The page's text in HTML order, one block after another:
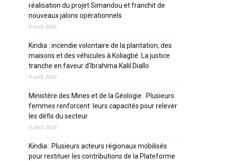
réalisation du projet Simandou et franchit de
nouveaux jalons opérationnels
6 août 2026
Kindia : incendie volontaire de la plantation, des
maisons et des véhicules à Koliagbé. La justice
tranche en faveur d’Ibrahima Kalil Diallo
4 août 2026
Ministère des Mines et de la Géologie : Plusieurs
femmes renforcent leurs capacités pour relever
les défis du secteur
4 août 2026
Kindia : Plusieurs acteurs régionaux mobilisés
pour restituer les contributions de la Plateforme